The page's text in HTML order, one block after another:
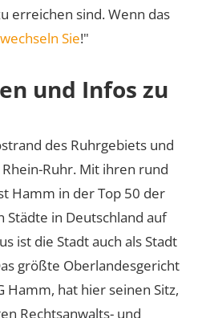
erreichen sind. Wenn das
wechseln Sie!"
und Infos zu
des Ruhrgebiets und
Ruhr. Mit ihren rund
Hamm in der Top 50 der
Städte in Deutschland auf
ist die Stadt auch als Stadt
größte Oberlandesgericht
Hamm, hat hier seinen Sitz,
Rechtsanwalts- und